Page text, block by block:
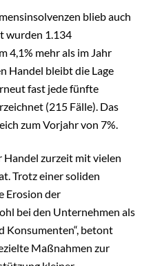
blieb auch
wurden 1.134
4,1% mehr als im Jahr
Handel bleibt die Lage
fast jede fünfte
(215 Fälle). Das
zum Vorjahr von 7%.
Handel zurzeit mit vielen
Trotz einer soliden
Erosion der
bei den Unternehmen als
Konsumenten“, betont
Maßnahmen zur